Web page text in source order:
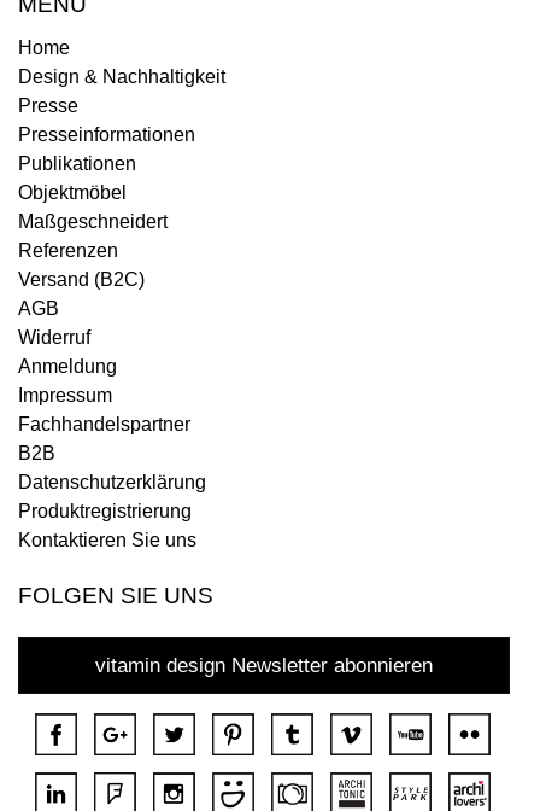
Home
Design & Nachhaltigkeit
Presse
Presseinformationen
Publikationen
Objektmöbel
Maßgeschneidert
Referenzen
Versand (B2C)
AGB
Widerruf
Anmeldung
Impressum
Fachhandelspartner
B2B
Datenschutzerklärung
Produktregistrierung
Kontaktieren Sie uns
FOLGEN SIE UNS
vitamin design Newsletter abonnieren